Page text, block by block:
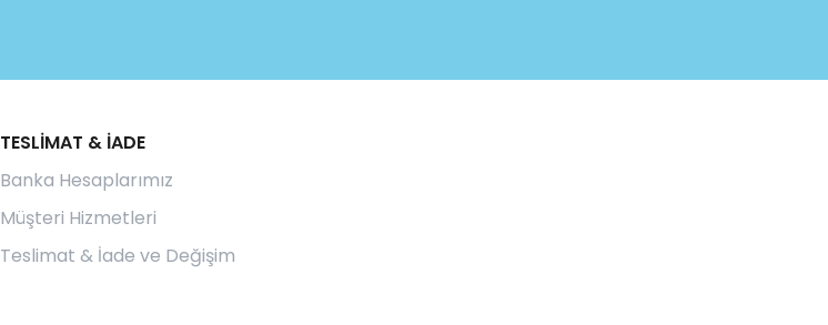
TESLİMAT & İADE
Banka Hesaplarımız
Müşteri Hizmetleri
Teslimat & İade ve Değişim